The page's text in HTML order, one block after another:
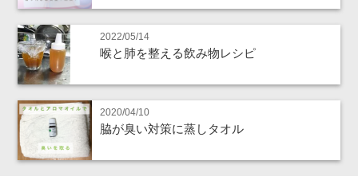
2022/05/14
喉と肺を整える飲み物レシピ
2020/04/10
脇が臭い対策に蒸しタオル